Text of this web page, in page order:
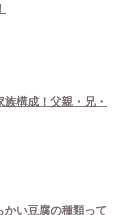
構成！父親・兄・
かい豆腐の種類って